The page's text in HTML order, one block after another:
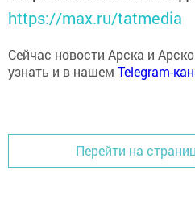
https://max.ru/tatmedia
Сейчас новости Арска и
узнать и в нашемTelegram-
Перейти на